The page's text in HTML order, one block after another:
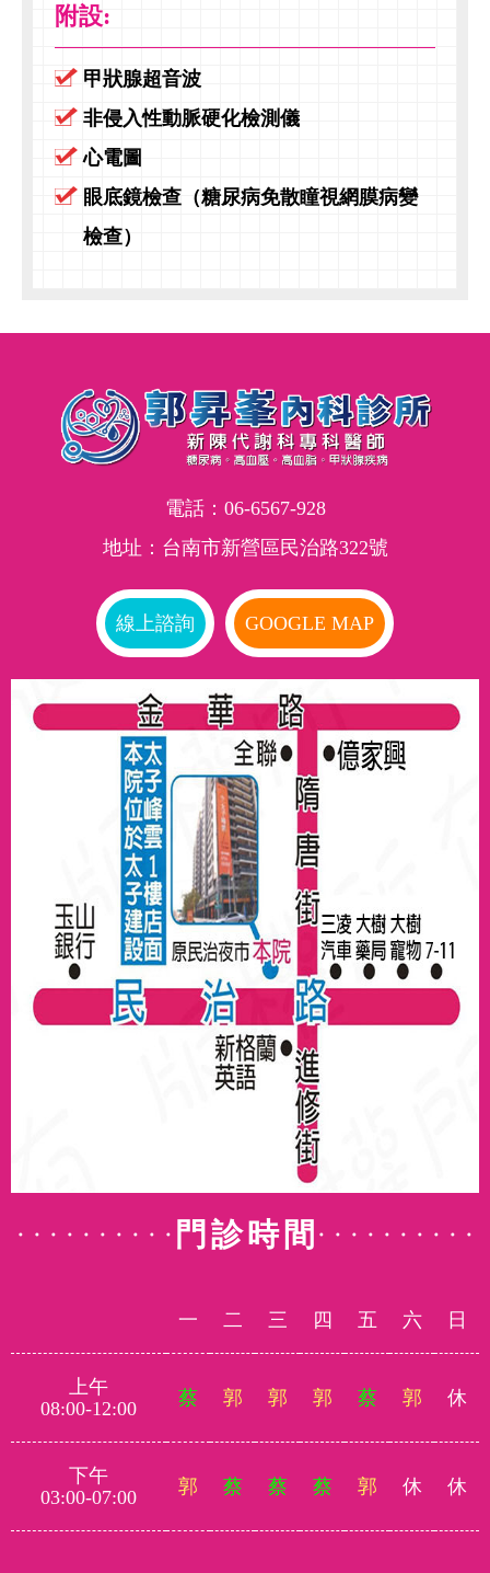
附設:
甲狀腺超音波
非侵入性動脈硬化檢測儀
心電圖
眼底鏡檢查（糖尿病免散瞳視網膜病變
檢查）
電話： 06-6567-928
地址：台南市新營區民治路322號
線上諮詢 GOOGLE MAP
門診時間
一 二 三 四 五 六 日
上午
08:00-12:00
蔡 郭 郭 郭 蔡 郭 休
下午
03:00-07:00
郭 蔡 蔡 蔡 郭 休 休